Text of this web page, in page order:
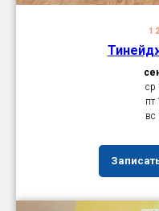
ср
пт
вс